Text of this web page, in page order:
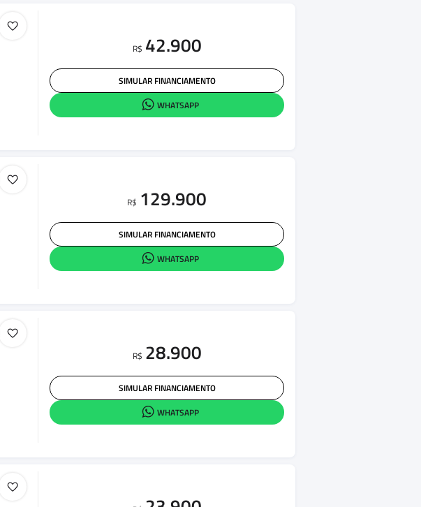
R$ 42.900
SIMULAR FINANCIAMENTO
WHATSAPP
R$ 129.900
SIMULAR FINANCIAMENTO
WHATSAPP
R$ 28.900
SIMULAR FINANCIAMENTO
WHATSAPP